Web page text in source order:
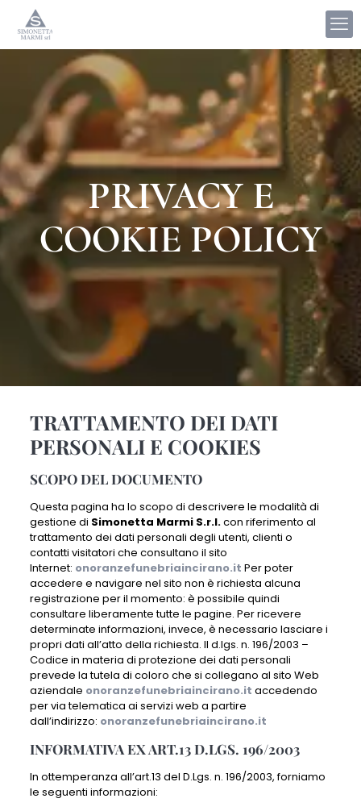
PRIVACY E
COOKIE POLICY
TRATTAMENTO DEI DATI
PERSONALI E COOKIES
SCOPO DEL DOCUMENTO
Questa pagina ha lo scopo di descrivere le modalità di
gestione di Simonetta Marmi S.r.l.con riferimento al
trattamento dei dati personali degli utenti, clienti o
contatti visitatori che consultano il sito
Internet: onoranzefunebriaincirano.it Per poter
accedere e navigare nel sito non è richiesta alcuna
registrazione per il momento: è possibile quindi
consultare liberamente tutte le pagine. Per ricevere
determinate informazioni, invece, è necessario lasciare i
propri dati all’atto della richiesta. Il d.lgs. n. 196/2003 –
Codice in materia di protezione dei dati personali
prevede la tutela di coloro che si collegano al sito Web
aziendale onoranzefunebriaincirano.it accedendo
per via telematica ai servizi web a partire
dall’indirizzo: onoranzefunebriaincirano.it
INFORMATIVA EX ART.13 D.LGS. 196/2003
In ottemperanza all’art.13 del D.Lgs. n. 196/2003, forniamo
le seguenti informazioni: